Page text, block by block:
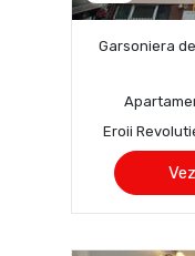
Garsoniera
Eroii